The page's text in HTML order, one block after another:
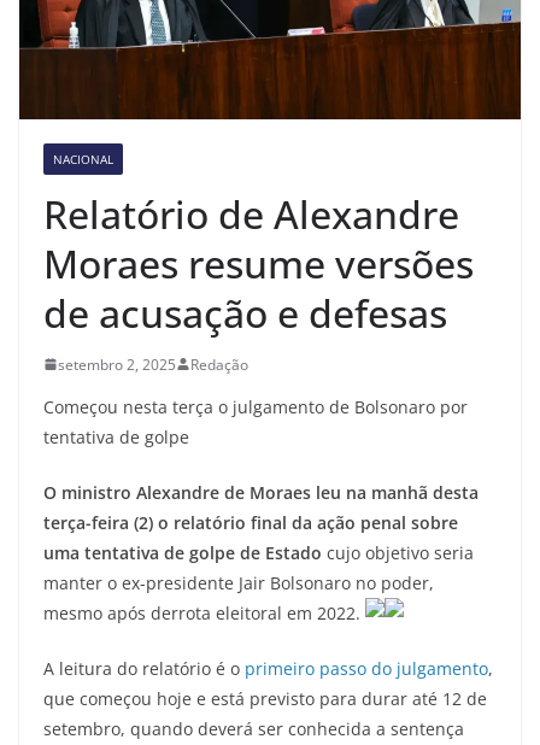
NACIONAL
Relatório de Alexandre
Moraes resume versões
de acusação e defesas
setembro 2, 2025 Redação
Começou nesta terça o julgamento de Bolsonaro por
tentativa de golpe
O ministro Alexandre de Moraes leu na manhã desta
terça-feira (2) o relatório final da ação penal sobre
uma tentativa de golpe de Estado cujo objetivo seria
manter o ex-presidente Jair Bolsonaro no poder,
mesmo após derrota eleitoral em 2022.
A leitura do relatório é o primeiro passo do julgamento,
que começou hoje e está previsto para durar até 12 de
setembro, quando deverá ser conhecida a sentença